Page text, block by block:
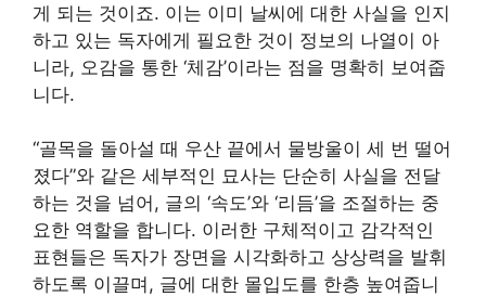
게 되는 것이죠. 이는 이미 날씨에 대한 사실을 인지
하고 있는 독자에게 필요한 것이 정보의 나열이 아
니라, 오감을 통한 ‘체감’이라는 점을 명확히 보여줍
니다.
“골목을 돌아설 때 우산 끝에서 물방울이 세 번 떨어
졌다”와 같은 세부적인 묘사는 단순히 사실을 전달
하는 것을 넘어, 글의 ‘속도’와 ‘리듬’을 조절하는 중
요한 역할을 합니다. 이러한 구체적이고 감각적인
표현들은 독자가 장면을 시각화하고 상상력을 발휘
하도록 이끌며, 글에 대한 몰입도를 한층 높여줍니